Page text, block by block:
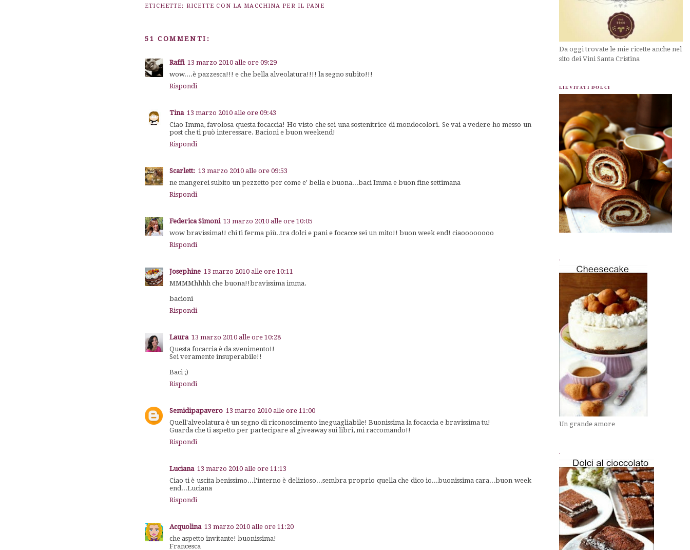
ETICHETTE: RICETTE CON LA MACCHINA PER IL PANE
51 COMMENTI:
Raffi 13 marzo 2010 alle ore 09:29
wow....è pazzesca!!! e che bella alveolatura!!!! la segno subito!!!
Rispondi
Tina 13 marzo 2010 alle ore 09:43
Ciao Imma, favolosa questa focaccia! Ho visto che sei una sostenitrice di mondocolori. Se vai a vedere ho messo un
post che ti può interessare. Bacioni e buon weekend!
Rispondi
Scarlett: 13 marzo 2010 alle ore 09:53
ne mangerei subito un pezzetto per come e' bella e buona...baci Imma e buon fine settimana
Rispondi
Federica Simoni 13 marzo 2010 alle ore 10:05
wow bravissima!! chi ti ferma più..tra dolci e pani e focacce sei un mito!! buon week end! ciaoooooooo
Rispondi
Josephine 13 marzo 2010 alle ore 10:11
MMMMhhhh che buona!!bravissima imma.
bacioni
Rispondi
Laura 13 marzo 2010 alle ore 10:28
Questa focaccia è da svenimento!!
Sei veramente insuperabile!!
Baci ;)
Rispondi
Semidipapavero 13 marzo 2010 alle ore 11:00
Quell'alveolatura è un segno di riconoscimento ineguagliabile! Buonissima la focaccia e bravissima tu!
Guarda che ti aspetto per partecipare al giveaway sui libri, mi raccomando!!
Rispondi
Luciana 13 marzo 2010 alle ore 11:13
Ciao ti è uscita benissimo...l'interno è delizioso...sembra proprio quella che dico io...buonissima cara...buon week
end...Luciana
Rispondi
Acquolina 13 marzo 2010 alle ore 11:20
che aspetto invitante! buonissima!
Francesca
Da oggi trovate le mie ricette anche nel
sito dei Vini Santa Cristina
LIEVITATI DOLCI
.
Un grande amore
.